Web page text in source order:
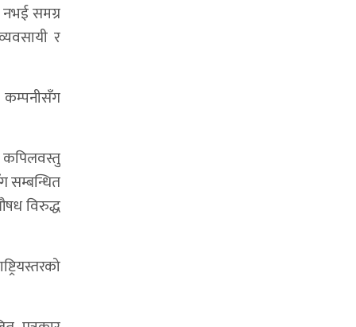
नभई समग्र
र
कम्पनीसँग
कपिलवस्तु
सम्बन्धित
विरुद्ध